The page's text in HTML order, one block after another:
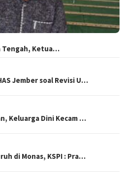
Tengah, Ketua…
Jember soal Revisi U…
Keluarga Dini Kecam …
di Monas, KSPI : Pra…